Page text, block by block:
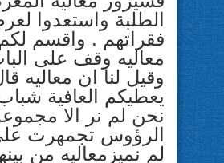
الطلبة واستعدوا
فقراتهم . واقسم
معاليه وقف على
وقيل لنا ان معاليه
يعطيكم العافية
نحن لم نر الا
الرؤوس تجمهرت
لم نميزمعاليه من